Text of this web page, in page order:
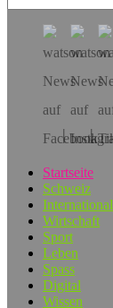
Startseite
Schweiz
International
Wirtschaft
Sport
Leben
Spass
Digital
Wissen